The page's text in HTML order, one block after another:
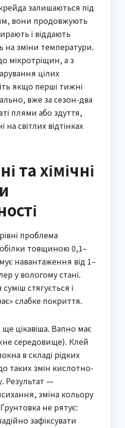
залишаються під
вони продовжують
і віддають
на зміни температури.
мікротріщин, а з
цілих
якщо перші тижні
вже за сезон-два
плями або здуття,
світлих відтінках
та хімічні
проблема
товщиною 0,1–
навантаження від 1–
у вологому стані.
стягується і
слабке покриття.
ще цікавіша. Вапно має
середовище). Клей
в складі рідких
таких змін кислотно-
Результат —
зміна кольору
не рятує:
зафіксувати